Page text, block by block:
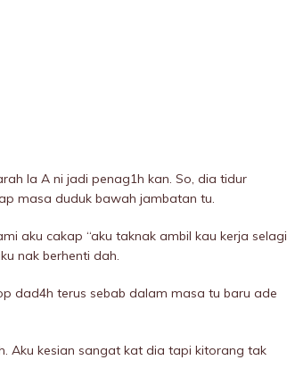
la A ni jadi penag1h kan. So, dia tidur
masa duduk bawah jambatan tu.
aku cakap “aku taknak ambil kau kerja selagi
nak berhenti dah.
dad4h terus sebab dalam masa tu baru ade
Aku kesian sangat kat dia tapi kitorang tak